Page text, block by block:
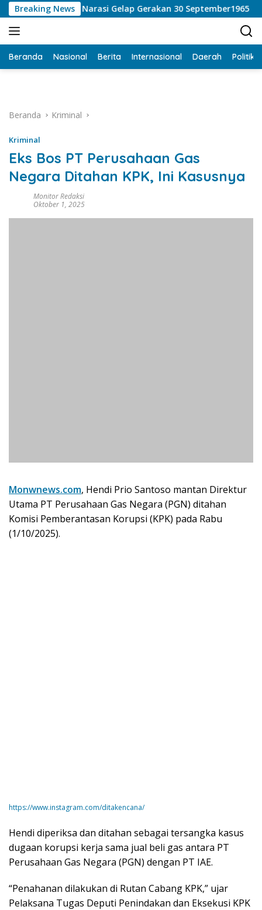
Langsung
ke
konten
Breaking News
Narasi Gelap Gerakan 30 September1965
Beranda Nasional Berita Internasional Daerah Politik
Beranda Kriminal
Kriminal
Eks Bos PT Perusahaan Gas
Negara Ditahan KPK, Ini Kasusnya
Monitor Redaksi
Oktober 1, 2025
Monwnews.com, Hendi Prio Santoso mantan Direktur
Utama PT Perusahaan Gas Negara (PGN) ditahan
Komisi Pemberantasan Korupsi (KPK) pada Rabu
(1/10/2025).
https://www.instagram.com/ditakencana/
Hendi diperiksa dan ditahan sebagai tersangka kasus
dugaan korupsi kerja sama jual beli gas antara PT
Perusahaan Gas Negara (PGN) dengan PT IAE.
“Penahanan dilakukan di Rutan Cabang KPK,” ujar
Pelaksana Tugas Deputi Penindakan dan Eksekusi KPK